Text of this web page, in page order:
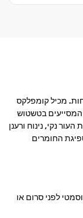
מכיל קומפלקס
המסייעים בטשטוש
נקי, נינוח ורענן
החומרים
לפני סרום או